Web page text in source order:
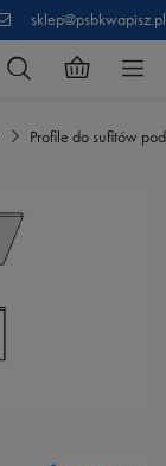
sklep@psbkwapisz.pl
Profile do sufitów